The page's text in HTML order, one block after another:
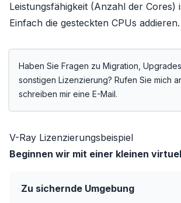
Leistungsfähigkeit (Anzahl der Cores)
Einfach die gesteckten CPUs addieren.
Haben Sie Fragen zu Migration,
sonstigen Lizenzierung? Rufen Sie mich
schreiben mir eine E-Mail.
V-Ray Lizenzierungsbeispiel
Beginnen wir mit einer kleinen
Zu sichernde Umgebung